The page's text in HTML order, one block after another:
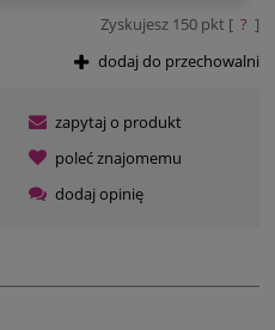
Zyskujesz 150pkt [ ? ]
dodaj do przechowalni
zapytaj o produkt
poleć znajomemu
dodaj opinię